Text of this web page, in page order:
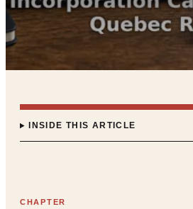
INSIDE THIS ARTICLE